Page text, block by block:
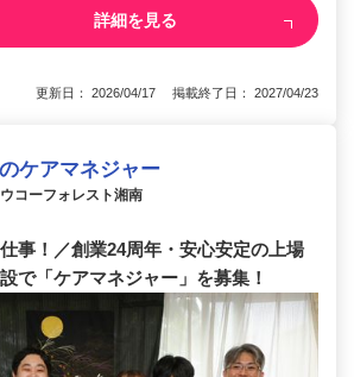
詳細を見る
更新日： 2026/04/17 掲載終了日： 2027/04/23
ケアマネジャー
コーフォレスト湘南
事！／創業24周年・安心安定の上場
で「ケアマネジャー」を募集！